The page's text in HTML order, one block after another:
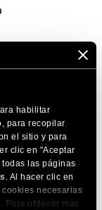
habilitar
para recopilar
el sitio y para
clic en "Aceptar
las páginas
. Al hacer clic en
necesarias
Para obtener más
Una
y